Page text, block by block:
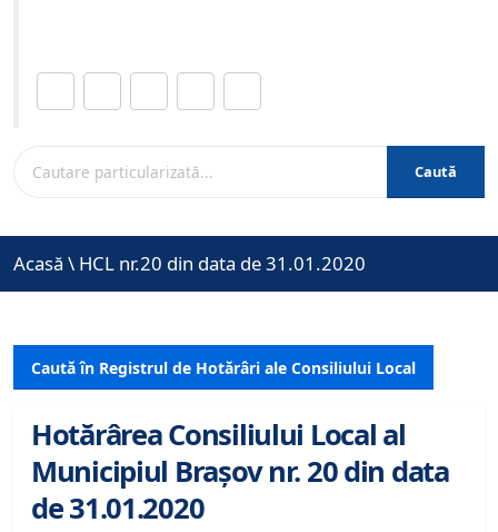
Caută
Acasă \ HCL nr.20 din data de 31.01.2020
Caută în Registrul de Hotărâri ale Consiliului Local
Hotărârea Consiliului Local al
Municipiul Brașov nr. 20 din data
de 31.01.2020